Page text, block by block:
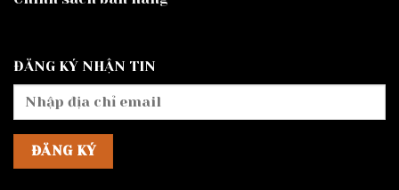
ĐĂNG KÝ NHẬN TIN